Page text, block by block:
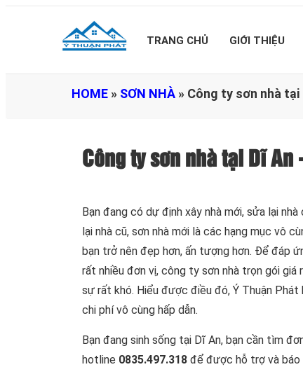
TRANG CHỦ GIỚI THIỆU
HOME » SƠN NHÀ » Công ty sơn nhà tại
Công ty sơn nhà tại Dĩ An
Bạn đang có dự định xây nhà mới, sửa lại
lại nhà cũ, sơn nhà mới là các hạng mục vô
bạn trở nên đẹp hơn, ấn tượng hơn. Để đáp
rất nhiều đơn vị, công ty sơn nhà trọn gói
sự rất khó. Hiểu được điều đó, Ý Thuận Phát
chi phí vô cùng hấp dẫn.
Bạn đang sinh sống tại Dĩ An, bạn cần tìm
hotline 0835.497.318 để được hỗ trợ và báo